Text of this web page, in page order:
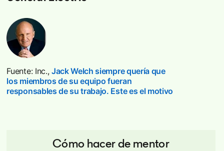
Fuente: Inc., Jack Welch siempre quería que
los miembros de su equipo fueran
responsables de su trabajo. Este es el motivo
Cómo hacer de mentor